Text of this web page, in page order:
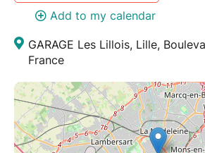
Add to my calendar
GARAGE Les Lillois, Lille,
France